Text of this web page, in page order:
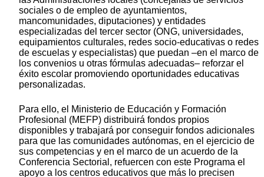
sociales o de empleo de ayuntamientos,
mancomunidades, diputaciones) y entidades
especializadas del tercer sector (ONG, universidades,
equipamientos culturales, redes socio-educativas o redes
de escuelas y especialistas) que puedan –en el marco de
los convenios u otras fórmulas adecuadas– reforzar el
éxito escolar promoviendo oportunidades educativas
personalizadas.
Para ello, el Ministerio de Educación y Formación
Profesional (MEFP) distribuirá fondos propios
disponibles y trabajará por conseguir fondos adicionales
para que las comunidades autónomas, en el ejercicio de
sus competencias y en el marco de un acuerdo de la
Conferencia Sectorial, refuercen con este Programa el
apoyo a los centros educativos que más lo precisen